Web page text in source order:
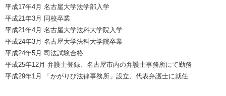
平成17年4月 名古屋大学法学部入学
平成21年3月 同校卒業
平成21年4月 名古屋大学法科大学院入学
平成24年3月 名古屋大学法科大学院卒業
平成24年5月 司法試験合格
平成25年12月 弁護士登録、名古屋市内の弁護士事務所にて勤務
平成29年1月 「かがりび法律事務所」設立、代表弁護士に就任